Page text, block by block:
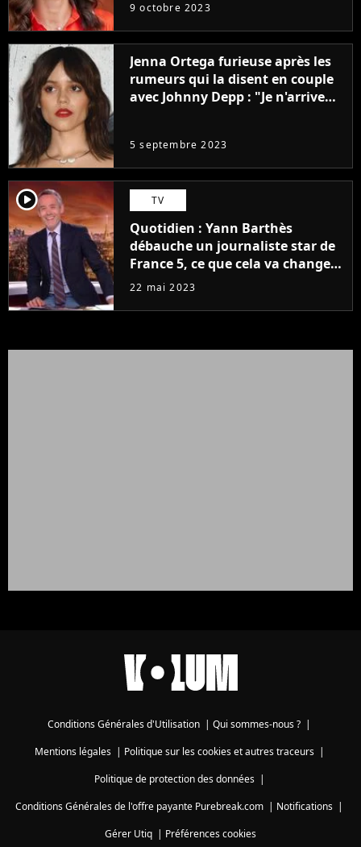
9 octobre 2023
Jenna Ortega furieuse après les
rumeurs qui la disent en couple
avec Johnny Depp : "Je n'arrive
5 septembre 2023
player2 TV
Quotidien : Yann Barthès
débauche un journaliste star de
France 5, ce que cela va changer
à la rentrée
22 mai 2023
Conditions Générales d'Utilisation | Qui sommes-nous ? |
Mentions légales| Politique sur les cookies et autres traceurs|
Politique de protection des données|
Conditions Générales de l'offre payante Purebreak.com | Notifications |
Gérer Utiq | Préférences cookies